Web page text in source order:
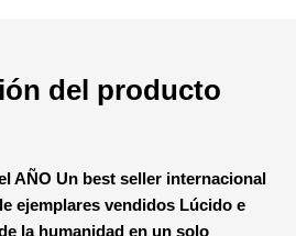
del producto
AÑO Un best seller internacional
ejemplares vendidos Lúcido e
la humanidad en un solo